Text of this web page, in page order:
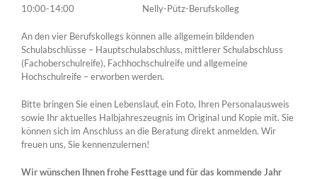
10:00-14:00 Nelly-Pütz-Berufskolleg
An den vier Berufskollegs können alle allgemein bildenden
Schulabschlüsse – Hauptschulabschluss, mittlerer Schulabschluss
(Fachoberschulreife), Fachhochschulreife und allgemeine
Hochschulreife – erworben werden.
Bitte bringen Sie einen Lebenslauf, ein Foto, Ihren Personalausweis
sowie Ihr aktuelles Halbjahreszeugnis im Original und Kopie mit. Sie
können sich im Anschluss an die Beratung direkt anmelden. Wir
freuen uns, Sie kennenzulernen!
Wir wünschen Ihnen frohe Festtage und für das kommende Jahr